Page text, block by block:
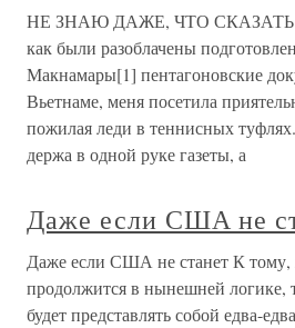
НЕ ЗНАЮ ДАЖЕ, ЧТО СКАЗАТЬ
как были разоблачены
Макнамары[1] пентагоновские
Вьетнаме, меня посетила
пожилая леди в теннисных
держа в одной руке газеты, а
Даже если США не
Даже если США не станет К
продолжится в нынешней логике,
будет представлять собой едва-